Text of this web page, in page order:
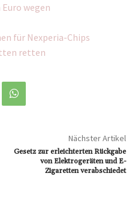
wegen
für Nexperia-Chips
retten
Nächster Artikel
Gesetz zur erleichterten Rückgabe
von Elektrogeräten und E-
Zigaretten verabschiedet